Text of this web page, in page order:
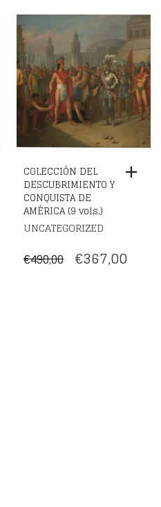
últimos
COLECCIÓN DEL
DESCUBRIMIENTO Y
CONQUISTA DE
AMÉRICA (9 vols.)
UNCATEGORIZED
€490,00 EL
€367,00